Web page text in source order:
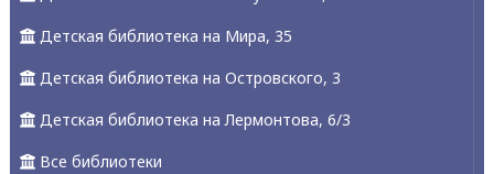
Детская библиотека на Мира, 35
Детская библиотека на Островского, 3
Детская библиотека на Лермонтова, 6/3
Все библиотеки